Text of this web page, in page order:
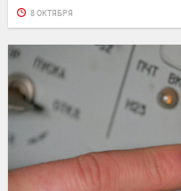
8 ОКТЯБРЯ